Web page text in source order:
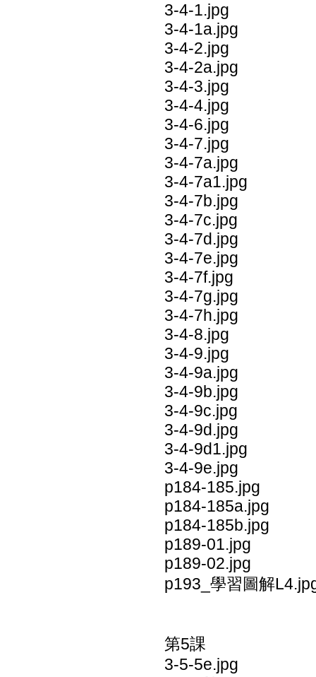
3-4-1.jpg
3-4-1a.jpg
3-4-2.jpg
3-4-2a.jpg
3-4-3.jpg
3-4-4.jpg
3-4-6.jpg
3-4-7.jpg
3-4-7a.jpg
3-4-7a1.jpg
3-4-7b.jpg
3-4-7c.jpg
3-4-7d.jpg
3-4-7e.jpg
3-4-7f.jpg
3-4-7g.jpg
3-4-7h.jpg
3-4-8.jpg
3-4-9.jpg
3-4-9a.jpg
3-4-9b.jpg
3-4-9c.jpg
3-4-9d.jpg
3-4-9d1.jpg
3-4-9e.jpg
p184-185.jpg
p184-185a.jpg
p184-185b.jpg
p189-01.jpg
p189-02.jpg
p193_學習圖解
第5課
3-5-5e.jpg